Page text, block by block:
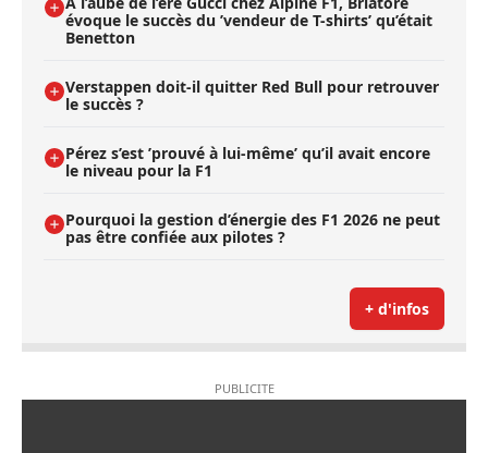
évoque le succès du ’vendeur de T-shirts’ qu’était
Benetton
Verstappen doit-il quitter Red Bull pour retrouver
le succès ?
Pérez s’est ’prouvé à lui-même’ qu’il avait encore
le niveau pour la F1
Pourquoi la gestion d’énergie des F1 2026 ne peut
pas être confiée aux pilotes ?
+ d'infos